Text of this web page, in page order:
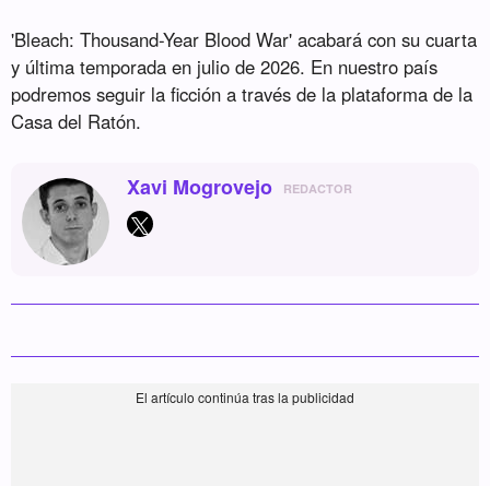
'Bleach: Thousand-Year Blood War' acabará con su cuarta
y última temporada en julio de 2026. En nuestro país
podremos seguir la ficción a través de la plataforma de la
Casa del Ratón.
Xavi Mogrovejo REDACTOR